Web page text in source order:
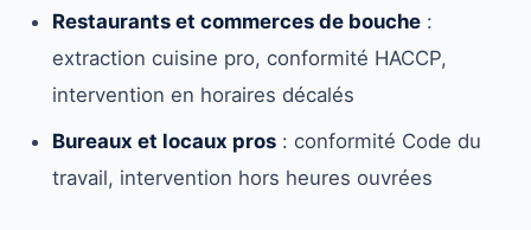
Restaurants et commerces de bouche :
extraction cuisine pro, conformité HACCP,
intervention en horaires décalés
Bureaux et locaux pros : conformité Code du
travail, intervention hors heures ouvrées